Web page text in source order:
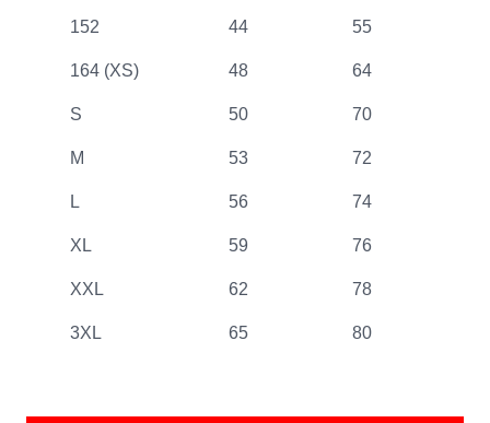
152 44 55
164 (XS) 48 64
S 50 70
M 53 72
L 56 74
XL 59 76
XXL 62 78
3XL 65 80